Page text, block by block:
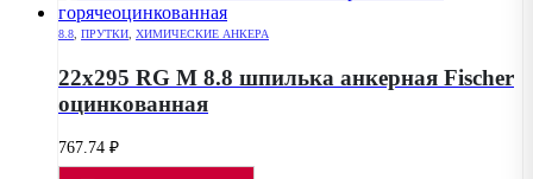
8.8 ПРУТКИ ХИМИЧЕСКИЕ АНКЕРА
22х295 RG M 8.8 шпилька анкерная Fischer
оцинкованная
767.74 ₽